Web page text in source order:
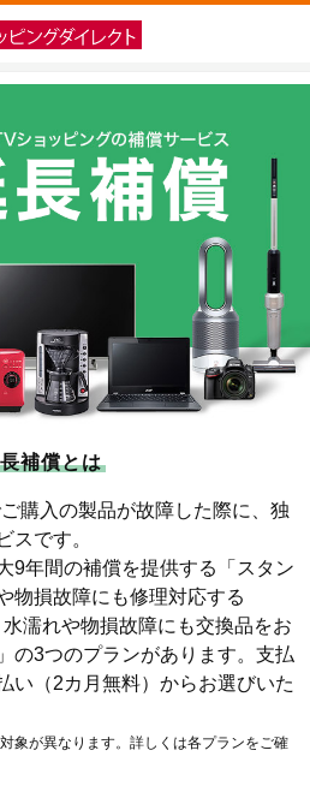
補償とは
購入の製品が故障した際に、独
スです。
9年間の補償を提供する「スタン
物損故障にも修理対応する
水濡れや物損故障にも交換品をお
の3つのプランがあります。支払
い（2カ月無料）からお選びいた
象が異なります。詳しくは各プランをご確